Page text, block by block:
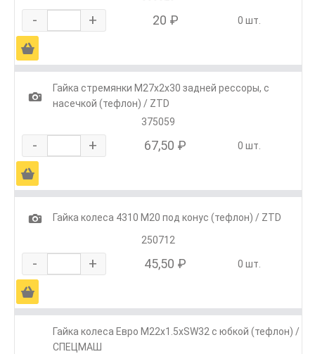
- + 20 ₽ 0 шт.
Ä
1
Гайка стремянки М27х2х30 задней рессоры, с
насечкой (тефлон) / ZTD
375059
- + 67,50 ₽ 0 шт.
Ä
1
Гайка колеса 4310 М20 под конус (тефлон) / ZTD
250712
- + 45,50 ₽ 0 шт.
Ä
Гайка колеса Евро М22х1.5хSW32 с юбкой (тефлон) /
СПЕЦМАШ